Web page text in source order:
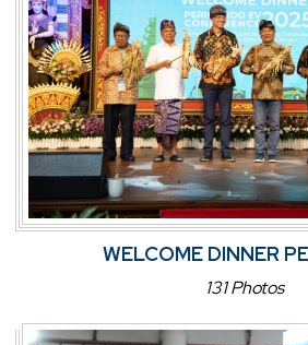
WELCOME DINNER
131 Photos